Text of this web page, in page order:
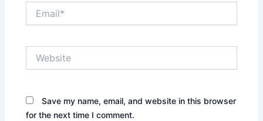
Save my name, email, and website in this browser
for the next time I comment.